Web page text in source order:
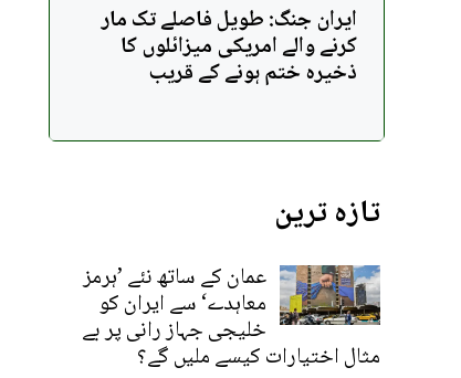
ایران جنگ: طویل فاصلے تک مار
کرنے والے امریکی میزائلوں کا
ذخیرہ ختم ہونے کے قریب
تازہ ترین
عمان کے ساتھ نئے ’ہرمز
معاہدے‘ سے ایران کو
خلیجی جہاز رانی پر بے
مثال اختیارات کیسے ملیں گے؟